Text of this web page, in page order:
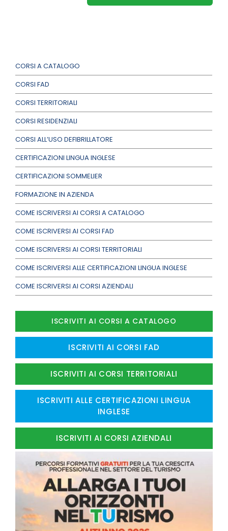
CORSI A CATALOGO
CORSI FAD
CORSI TERRITORIALI
CORSI RESIDENZIALI
CORSI ALL’USO DEFIBRILLATORE
CERTIFICAZIONI LINGUA INGLESE
CERTIFICAZIONI SOMMELIER
FORMAZIONE IN AZIENDA
COME ISCRIVERSI AI CORSI A CATALOGO
COME ISCRIVERSI AI CORSI FAD
COME ISCRIVERSI AI CORSI TERRITORIALI
COME ISCRIVERSI ALLE CERTIFICAZIONI LINGUA INGLESE
COME ISCRIVERSI AI CORSI AZIENDALI
ISCRIVITI AI CORSI A CATALOGO
ISCRIVITI AI CORSI FAD
ISCRIVITI AI CORSI TERRITORIALI
ISCRIVITI ALLE CERTIFICAZIONI LINGUA
INGLESE
ISCRIVITI AI CORSI AZIENDALI